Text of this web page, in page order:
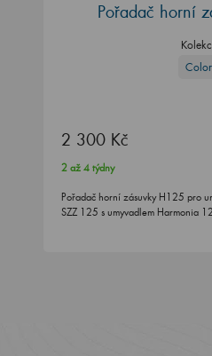
Pořadač horní
Color
2 300 Kč
2 až 4 týdny
Pořadač horní zásuvky H125 pro
SZZ 125 s umyvadlem Harmonia